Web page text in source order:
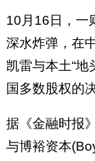
10月16日，一
深水炸弹，在
凯雷与本土“地
国多数股权的
据《金融时报
与博裕资本